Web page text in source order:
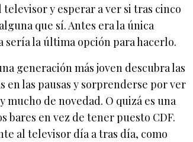
y esperar a ver si tras cinco
que sí. Antes era la única
sería la última opción para hacerlo.
generación más joven descubra las
las pausas y sorprenderse por ver
mucho de novedad. O quizá es una
bares en vez de tener puesto CDF.
al televisor día a tras día, como